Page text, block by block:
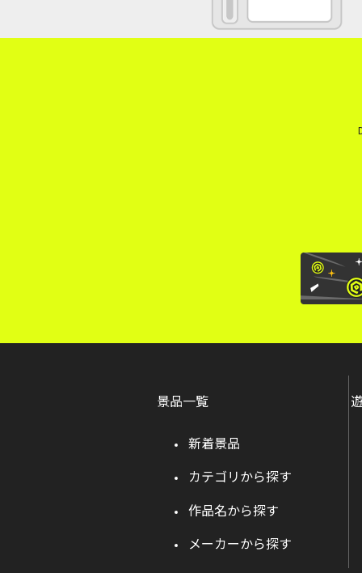
景品一覧
新着景品
カテゴリから探す
作品名から探す
メーカーから探す